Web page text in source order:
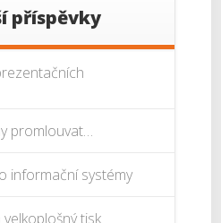
příspěvky
promlouvat…
informační systémy
tisk